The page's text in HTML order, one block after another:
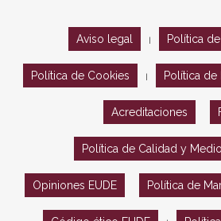
Aviso legal Política
Política de Cookies Política
Acreditaciones
Política de Calidad y
Opiniones EUDE Política de